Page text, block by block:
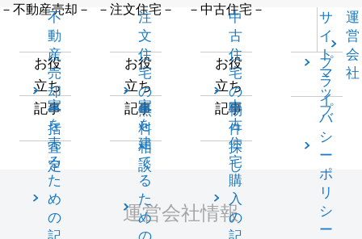
－不動産売却－
不
動
産
売
却
一
括
査
定
お役
立ち
記事
家
を
売
る
た
め
の
記
－注文住宅－
注
文
住
宅
の
無
料
相
談
お役
立ち
記事
家
を
建
て
る
た
め
の
－中古住宅－
中
古
住
宅
の
物
件
探
し
お役
立ち
記事
中
古
住
宅
購
入
の
記
サ
イ
ト
マ
ッ
プ
運
営
会
社
プ
ラ
イ
バ
シ
ー
ポ
リ
シ
ー
運営会社情報